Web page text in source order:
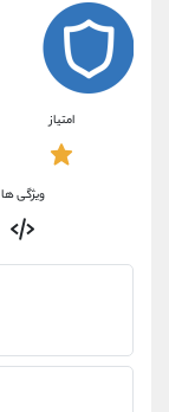
امتیاز
ویژگی ها